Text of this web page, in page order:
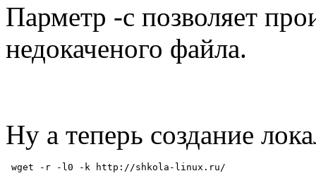
Парметр -c позволяет
недокаченого файла.
Ну а теперь создание
wget -r -l0 -k http://shkola-linux.ru/